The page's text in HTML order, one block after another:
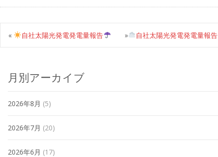
« 自社太陽光発電発電量報告 自社太陽光発電発電量報告
»
月別アーカイブ
2026年8月 (5)
2026年7月 (20)
2026年6月 (17)